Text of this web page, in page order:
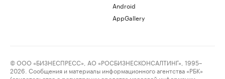
Android
AppGallery
© ООО «БИЗНЕСПРЕСС», АО «РОСБИЗНЕСКОНСАЛТИНГ», 1995–
2026. Сообщения и материалы информационного агентства «РБК»